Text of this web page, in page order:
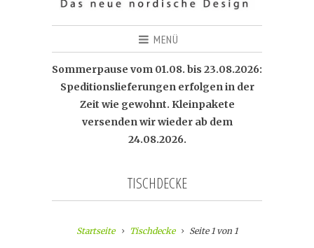
MENÜ
Sommerpause vom 01.08. bis 23.08.2026:
Speditionslieferungen erfolgen in der
Zeit wie gewohnt. Kleinpakete
versenden wir wieder ab dem
24.08.2026.
TISCHDECKE
Startseite Tischdecke Seite 1 von 1